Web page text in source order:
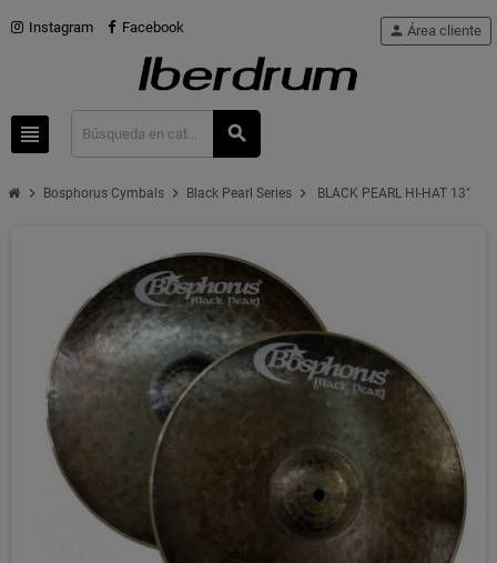
Instagram Facebook
view_headline search
person Área cliente
chevron_right Bosphorus Cymbals chevron_right Black Pearl Series chevron_right BLACK PEARL HI-HAT 13"